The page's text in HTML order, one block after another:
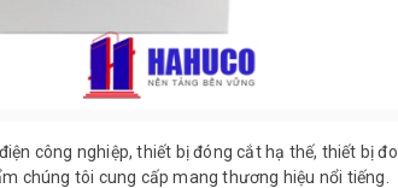
công nghiệp, thiết bị đóng cắt hạ thế, thiết bị đo
chúng tôi cung cấp mang thương hiệu nổi tiếng.